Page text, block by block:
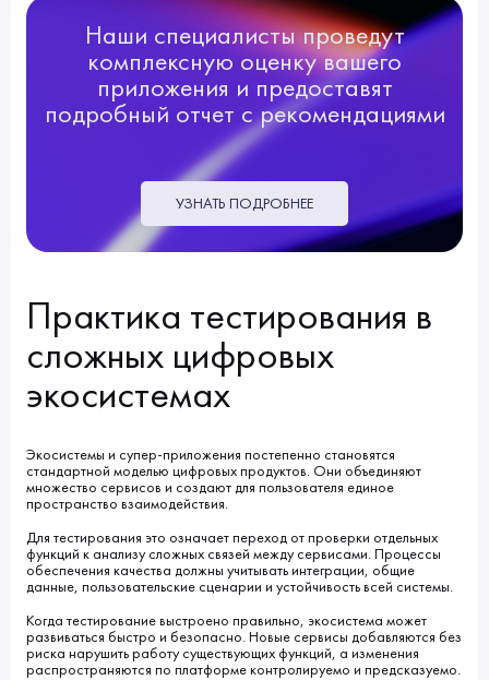
Наши специалисты проведут
комплексную оценку вашего
приложения и предоставят
подробный отчет с рекомендациями
УЗНАТЬ ПОДРОБНЕЕ
Практика тестирования в
сложных цифровых
экосистемах
Экосистемы и супер-приложения постепенно становятся
стандартной моделью цифровых продуктов. Они объединяют
множество сервисов и создают для пользователя единое
пространство взаимодействия.
Для тестирования это означает переход от проверки отдельных
функций к анализу сложных связей между сервисами. Процессы
обеспечения качества должны учитывать интеграции, общие
данные, пользовательские сценарии и устойчивость всей системы.
Когда тестирование выстроено правильно, экосистема может
развиваться быстро и безопасно. Новые сервисы добавляются без
риска нарушить работу существующих функций, а изменения
распространяются по платформе контролируемо и предсказуемо.